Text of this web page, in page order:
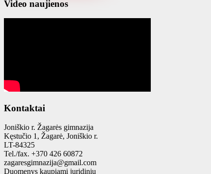
Video naujienos
Kontaktai
Joniškio r. Žagarės gimnazija
Kęstučio 1, Žagarė, Joniškio r.
LT-84325
Tel./fax. +370 426 60872
zagaresgimnazija@gmail.com
Duomenys kaupiami juridinių